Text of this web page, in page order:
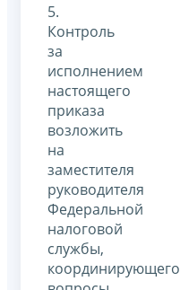
5.
Контроль
за
исполнением
настоящего
приказа
возложить
на
заместителя
руководителя
Федеральной
налоговой
службы,
координирующего